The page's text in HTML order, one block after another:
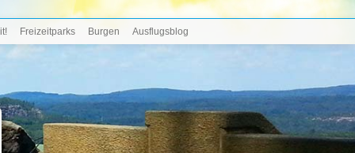
Freizeitparks Burgen Ausflugsblog